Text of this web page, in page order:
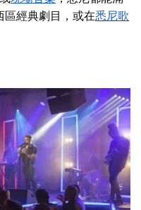
區經典劇目，或在悉尼歌